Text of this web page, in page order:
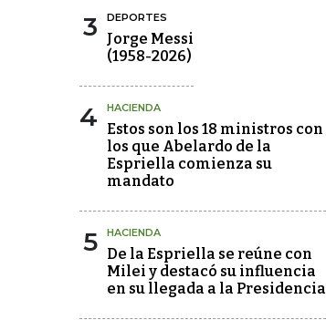
3 DEPORTES
Jorge Messi
(1958-2026)
4 HACIENDA
Estos son los 18 ministros con
los que Abelardo de la
Espriella comienza su
mandato
5 HACIENDA
De la Espriella se reúne con
Milei y destacó su influencia
en su llegada a la Presidencia